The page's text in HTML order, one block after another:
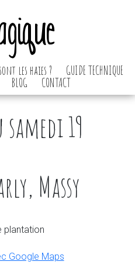
les haies ?
GUIDE TECHNIQUE
BLOG CONTACT
19
Massy
plantation
Google Maps